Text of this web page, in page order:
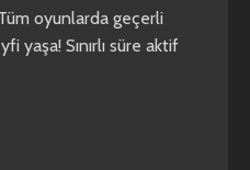
oyunlarda geçerli
yaşa! Sınırlı süre aktif